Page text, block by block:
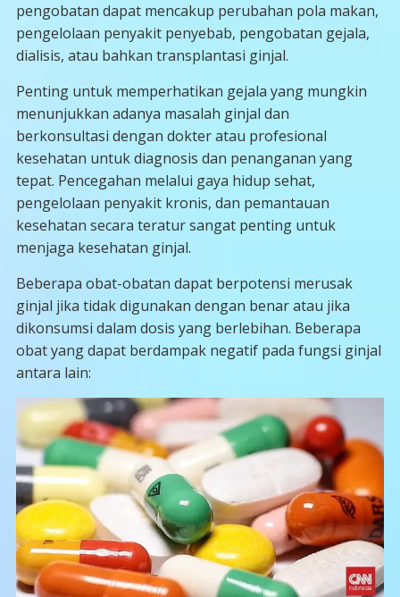
pengobatan dapat mencakup perubahan pola makan,
pengelolaan penyakit penyebab, pengobatan gejala,
dialisis, atau bahkan transplantasi ginjal.
Penting untuk memperhatikan gejala yang mungkin
menunjukkan adanya masalah ginjal dan
berkonsultasi dengan dokter atau profesional
kesehatan untuk diagnosis dan penanganan yang
tepat. Pencegahan melalui gaya hidup sehat,
pengelolaan penyakit kronis, dan pemantauan
kesehatan secara teratur sangat penting untuk
menjaga kesehatan ginjal.
Beberapa obat-obatan dapat berpotensi merusak
ginjal jika tidak digunakan dengan benar atau jika
dikonsumsi dalam dosis yang berlebihan. Beberapa
obat yang dapat berdampak negatif pada fungsi ginjal
antara lain: